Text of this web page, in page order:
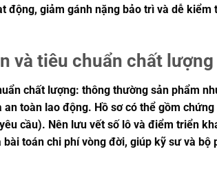
động, giảm gánh nặng bảo trì và dễ
và tiêu chuẩn chất lượng
chất lượng: thông thường sản phẩm
toàn lao động. Hồ sơ có thể gồm
cầu). Nên lưu vết số lô và điểm triển
toán chi phí vòng đời, giúp kỹ sư và